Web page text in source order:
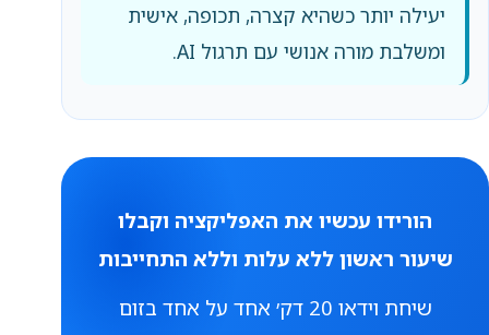
יעילה יותר כשהיא קצרה, תכופה, אישית
ומשלבת מורה אנושי עם תרגול AI.
הורידו עכשיו את האפליקציה וקבלו
שיעור ראשון ללא עלות וללא התחייבות
שיחת וידאו 20 דק׳ אחד על אחד בזום